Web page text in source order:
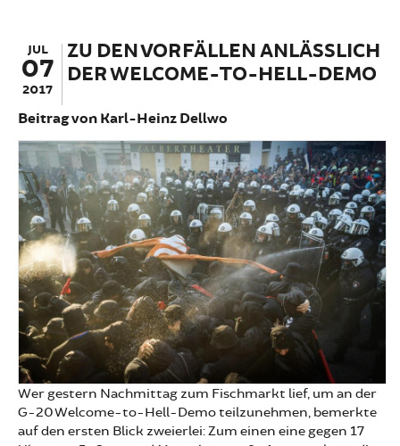
JUL
07
2017
ZU DEN VORFÄLLEN ANLÄSSLICH
DER WELCOME-TO-HELL-DEMO
Beitrag von Karl-Heinz Dellwo
Wer gestern Nachmittag zum Fischmarkt lief, um an der
G-20 Welcome-to-Hell-Demo teilzunehmen, bemerkte
auf den ersten Blick zweierlei: Zum einen eine gegen 17